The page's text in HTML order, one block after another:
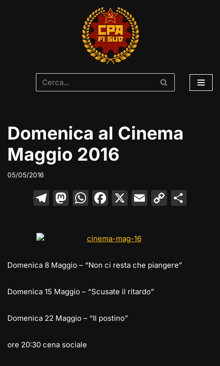
Domenica al Cinema
Maggio 2016
05/05/2016
T
a
m
M
d
n
W
s
A
p
F
e
b
o
X E C
Li
Domenica 8 Maggio – “Non ci resta che piangere”
Domenica 15 Maggio – “Scusate il ritardo”
Domenica 22 Maggio – “Il postino”
ore 20:30 cena sociale